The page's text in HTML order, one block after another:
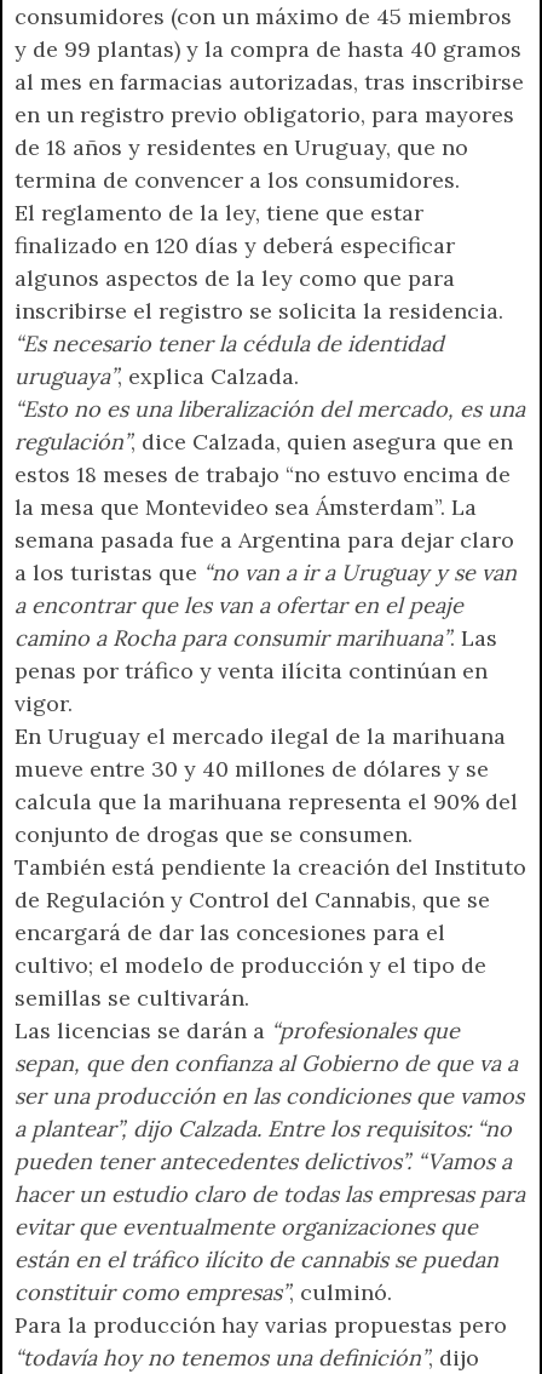
consumidores (con un máximo de 45 miembros
y de 99 plantas) y la compra de hasta 40 gramos
al mes en farmacias autorizadas, tras inscribirse
en un registro previo obligatorio, para mayores
de 18 años y residentes en Uruguay, que no
termina de convencer a los consumidores.
El reglamento de la ley, tiene que estar
finalizado en 120 días y deberá especificar
algunos aspectos de la ley como que para
inscribirse el registro se solicita la residencia.
“Es necesario tener la cédula de identidad
uruguaya”, explica Calzada.
“Esto no es una liberalización del mercado, es una
regulación”, dice Calzada, quien asegura que en
estos 18 meses de trabajo “no estuvo encima de
la mesa que Montevideo sea Ámsterdam”. La
semana pasada fue a Argentina para dejar claro
a los turistas que “no van a ir a Uruguay y se van
a encontrar que les van a ofertar en el peaje
camino a Rocha para consumir marihuana”. Las
penas por tráfico y venta ilícita continúan en
vigor.
En Uruguay el mercado ilegal de la marihuana
mueve entre 30 y 40 millones de dólares y se
calcula que la marihuana representa el 90% del
conjunto de drogas que se consumen.
También está pendiente la creación del Instituto
de Regulación y Control del Cannabis, que se
encargará de dar las concesiones para el
cultivo; el modelo de producción y el tipo de
semillas se cultivarán.
Las licencias se darán a “profesionales que
sepan, que den confianza al Gobierno de que va a
ser una producción en las condiciones que vamos
a plantear”, dijo Calzada. Entre los requisitos: “no
pueden tener antecedentes delictivos”. “Vamos a
hacer un estudio claro de todas las empresas para
evitar que eventualmente organizaciones que
están en el tráfico ilícito de cannabis se puedan
constituir como empresas”, culminó.
Para la producción hay varias propuestas pero
“todavía hoy no tenemos una definición”, dijo